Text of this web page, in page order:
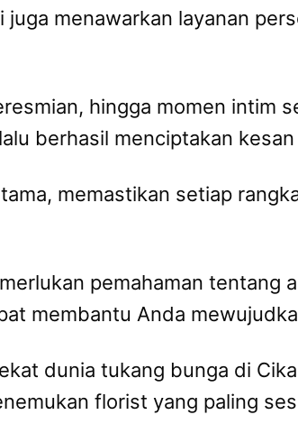
menawarkan layanan
hingga momen intim
berhasil menciptakan
memastikan setiap
pemahaman tentang
membantu Anda
dunia tukang bunga di
florist yang paling